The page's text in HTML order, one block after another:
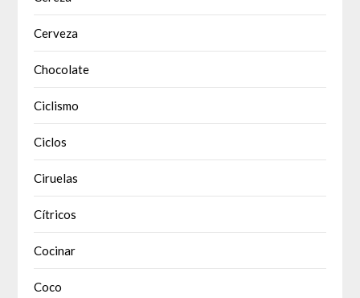
Cerveza
Chocolate
Ciclismo
Ciclos
Ciruelas
Cítricos
Cocinar
Coco